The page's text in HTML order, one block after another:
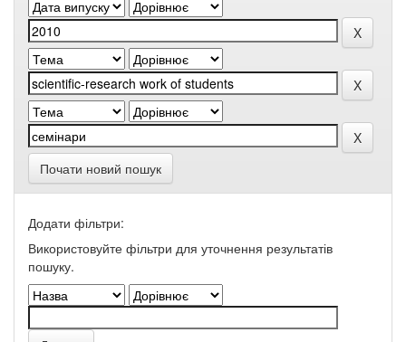
Почати новий пошук
Додати фільтри:
Використовуйте фільтри для уточнення результатів
пошуку.